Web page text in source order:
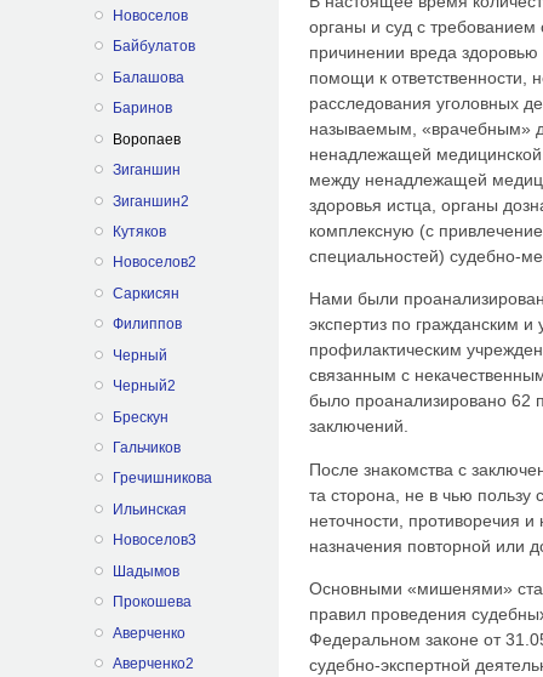
Новоселов
Байбулатов
Балашова
Баринов
Воропаев
Зиганшин
Зиганшин2
Кутяков
Новоселов2
Саркисян
Филиппов
Черный
Черный2
Брескун
Гальчиков
Гречишникова
Ильинская
Новоселов3
Шадымов
Прокошева
Аверченко
Аверченко2
органы и суд с
причинении вреда
помощи к ответственности,
расследования уголовных
называемым, «врачебным»
ненадлежащей
между ненадлежащей
здоровья истца, органы
комплексную (с
специальностей) судебно-
Нами были
экспертиз по гражданским
профилактическим
связанным с
было проанализировано 62
заключений.
После знакомства с
та сторона, не в чью
неточности, противоречия
назначения повторной или
Основными «мишенями»
правил проведения
Федеральном законе от
судебно-экспертной